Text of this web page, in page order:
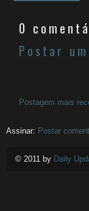
0
Postar
Postagem mais
Assinar: Postar
© 2011 by Daily